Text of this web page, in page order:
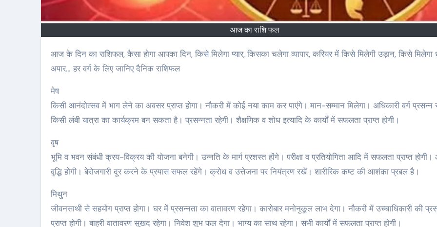
आज का राशि फल
आज के दिन का राशिफल, कैसा होगा आपका दिन, किसे मिलेगा प्यार, किसका चलेगा व्यापार, करियर में किसे मिलेगी उड़ान, किसे मिलेगा धन
अपार… हर वर्ग के लिए जानिए दैनिक राशिफल
मेष
किसी आनंदोत्सव में भाग लेने का अवसर प्राप्त होगा। नौकरी में कोई नया काम कर पाएंगे। मान-सम्मान मिलेगा। अधिकारी वर्ग प्रसन्न
किसी लंबी यात्रा का कार्यक्रम बन सकता है। प्रसन्नता रहेगी। शैक्षणिक व शोध इत्यादि के कार्यों में सफलता प्राप्त होगी।
वृष
भूमि व भवन संबंधी क्रय-विक्रय की योजना बनेगी। उन्नति के मार्ग प्रशस्त होंगे। परीक्षा व प्रतियोगिता आदि में सफलता प्राप्त
वृद्धि होगी। बेरोजगारी दूर करने के प्रयास सफल रहेंगे। क्रोध व उत्तेजना पर नियंत्रण रखें। शारीरिक कष्ट की आशंका प्रबल है।
मिथुन
जीवनसाथी से सहयोग प्राप्त होगा। घर में प्रसन्नता का वातावरण रहेगा। कारोबार मनोनुकूल लाभ देगा। नौकरी में उच्चाधिकारी की
प्राप्त होगी। बाहरी वातावरण सुखद रहेगा। निवेश शुभ फल देगा। भाग्य का साथ रहेगा। सभी कार्यों में सफलता प्राप्त होगी।